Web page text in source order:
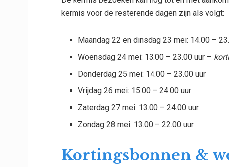
kermis voor de resterende dagen zijn als volgt:
Maandag 22 en dinsdag 23 mei: 14.00 –
Woensdag 24 mei: 13.00 – 23.00 uur –
Donderdag 25 mei: 14.00 – 23.00 uur
Vrijdag 26 mei: 15.00 – 24.00 uur
Zaterdag 27 mei: 13.00 – 24.00 uur
Zondag 28 mei: 13.00 – 22.00 uur
Kortingsbonnen &